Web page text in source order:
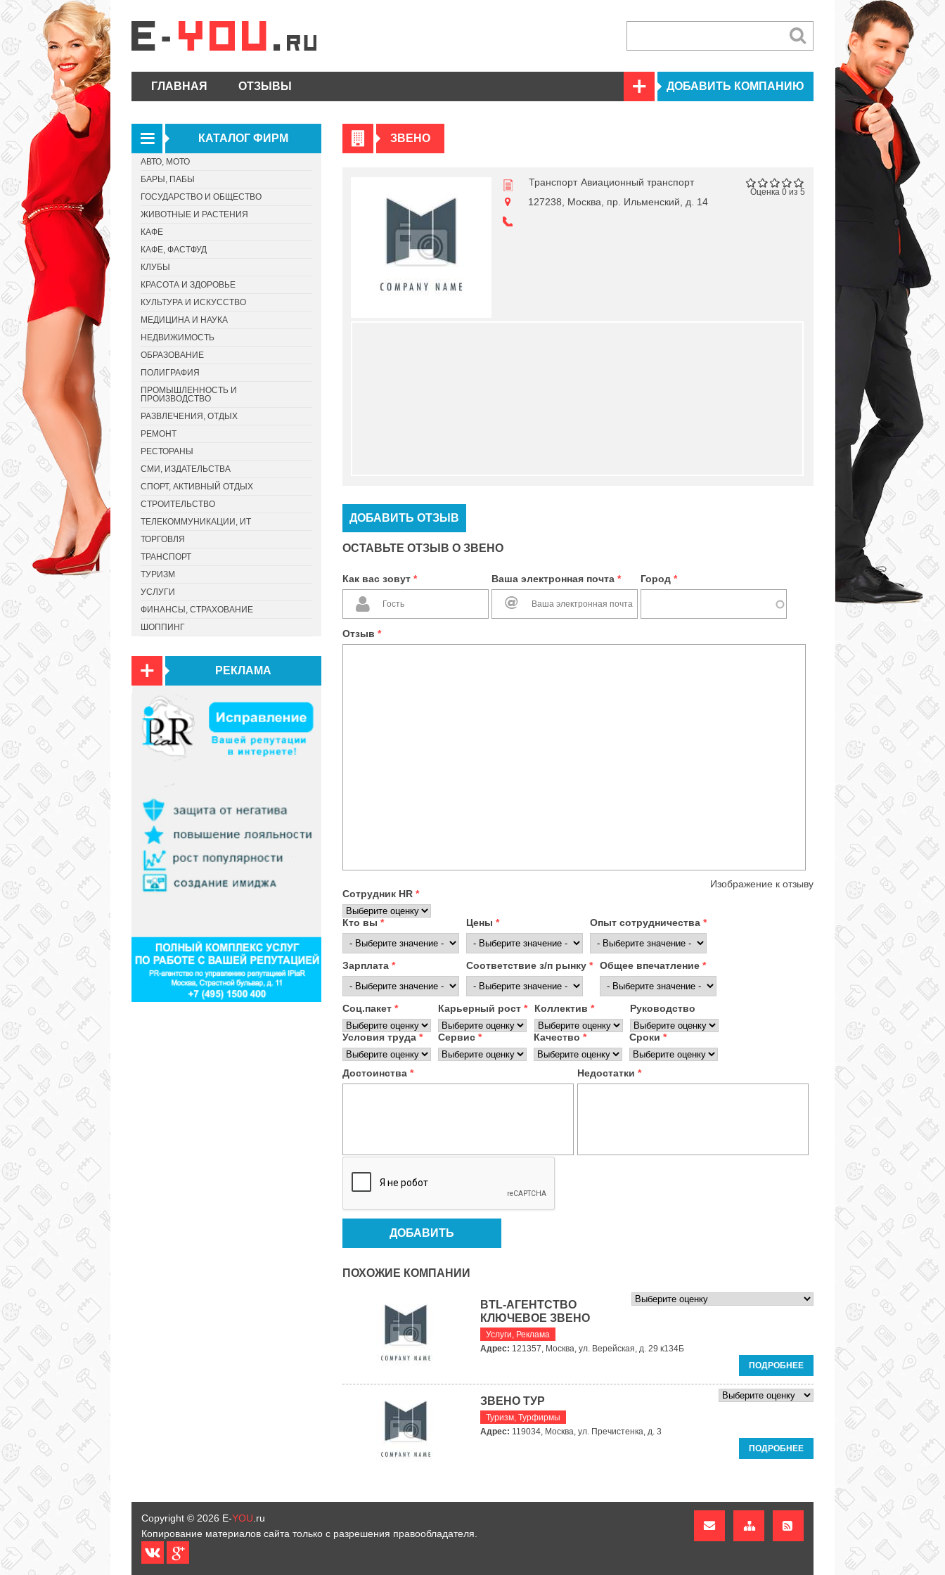
ГЛАВНАЯ ОТЗЫВЫ ДОБАВИТЬ КОМПАНИЮ
ЗВЕНО
Оценка 0 из 5
Транспорт Авиационный транспорт
127238, Москва, пр. Ильменский, д. 14
ДОБАВИТЬ ОТЗЫВ
ОСТАВЬТЕ ОТЗЫВ О ЗВЕНО
Как вас зовут * Ваша электронная почта * Город *
Отзыв *
Изображение к отзыву
Сотрудник HR *
Кто вы * Цены * Опыт сотрудничества *
Зарплата * Соответствие з/п рынку * Общее впечатление *
Соц.пакет * Карьерный рост * Коллектив * Руководство
Условия труда * Сервис * Качество * Сроки *
Достоинства * Недостатки *
ПОХОЖИЕ КОМПАНИИ
BTL-АГЕНТСТВО
КЛЮЧЕВОЕ ЗВЕНО
Услуги, Реклама
Адрес: 121357, Москва, ул. Верейская, д. 29 к134Б
ПОДРОБНЕЕ
ЗВЕНО ТУР
Туризм, Турфирмы
Адрес: 119034, Москва, ул. Пречистенка, д. 3
ПОДРОБНЕЕ
КАТАЛОГ ФИРМ
АВТО, МОТО
БАРЫ, ПАБЫ
ГОСУДАРСТВО И ОБЩЕСТВО
ЖИВОТНЫЕ И РАСТЕНИЯ
КАФЕ
КАФЕ, ФАСТФУД
КЛУБЫ
КРАСОТА И ЗДОРОВЬЕ
КУЛЬТУРА И ИСКУССТВО
МЕДИЦИНА И НАУКА
НЕДВИЖИМОСТЬ
ОБРАЗОВАНИЕ
ПОЛИГРАФИЯ
ПРОМЫШЛЕННОСТЬ И
ПРОИЗВОДСТВО
РАЗВЛЕЧЕНИЯ, ОТДЫХ
РЕМОНТ
РЕСТОРАНЫ
СМИ, ИЗДАТЕЛЬСТВА
СПОРТ, АКТИВНЫЙ ОТДЫХ
СТРОИТЕЛЬСТВО
ТЕЛЕКОММУНИКАЦИИ, ИТ
ТОРГОВЛЯ
ТРАНСПОРТ
ТУРИЗМ
УСЛУГИ
ФИНАНСЫ, СТРАХОВАНИЕ
ШОППИНГ
РЕКЛАМА
Copyright © 2026 E-YOU .ru
Копирование материалов сайта только с разрешения правообладателя.